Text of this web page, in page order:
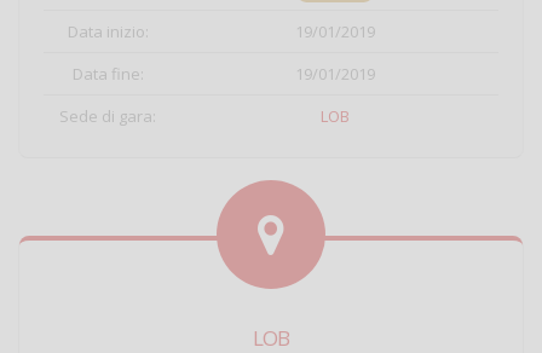
Data inizio:
19/01/2019
Data fine:
19/01/2019
Sede di gara:
LOB
LOB